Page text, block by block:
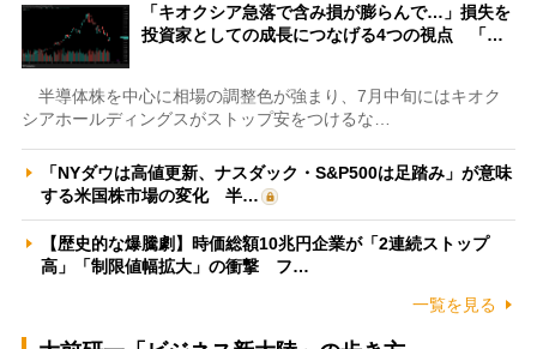
「キオクシア急落で含み損が膨らんで…」損失を
投資家としての成長につなげる4つの視点 「…
半導体株を中心に相場の調整色が強まり、7月中旬にはキオク
シアホールディングスがストップ安をつけるな…
「NYダウは高値更新、ナスダック・S&P500は足踏み」が意味
する米国株市場の変化 半…
【歴史的な爆騰劇】時価総額10兆円企業が「2連続ストップ
高」「制限値幅拡大」の衝撃 フ…
一覧を見る